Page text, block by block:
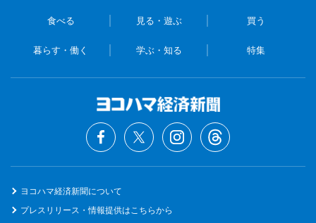
食べる 見る・遊ぶ 買う
暮らす・働く 学ぶ・知る 特集
ヨコハマ経済新聞について
プレスリリース・情報提供はこちらから